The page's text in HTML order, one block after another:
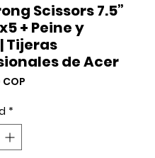
Scissors 7.5”
+ Peine y
Tijeras
de Acer
*